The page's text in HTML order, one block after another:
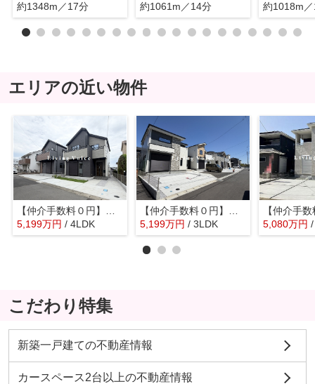
約1348m／17分
約1061m／14分
約1018m
エリアの近い物件
【仲介手数料０円】藤沢市本藤沢3期 新築一戸建て 全2棟
5,199万円 / 4LDK
【仲介手数料０円】藤沢市本藤沢2期 新築一戸建て 全6棟
5,199万円 / 3LDK 5,080万円
こだわり特集
新築一戸建ての不動産情報
カースペース2台以上の不動産情報